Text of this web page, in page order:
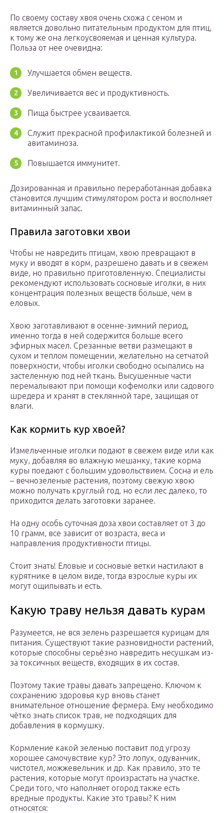
По своему составу хвоя очень схожа с сеном и
является довольно питательным продуктом для птиц,
к тому же она легкоусвояемая и ценная культура.
Польза от нее очевидна:
Улучшается обмен веществ.
Увеличивается вес и продуктивность.
Пища быстрее усваивается.
Служит прекрасной профилактикой болезней и
авитаминоза.
Повышается иммунитет.
Дозированная и правильно переработанная добавка
становится лучшим стимулятором роста и восполняет
витаминный запас.
Правила заготовки хвои
Чтобы не навредить птицам, хвою превращают в
муку и вводят в корм, разрешено давать и в свежем
виде, но правильно приготовленную. Специалисты
рекомендуют использовать сосновые иголки, в них
концентрация полезных веществ больше, чем в
еловых.
Хвою заготавливают в осенне-зимний период,
именно тогда в ней содержится больше всего
эфирных масел. Срезанные ветви размещают в
сухом и теплом помещении, желательно на сетчатой
поверхности, чтобы иголки свободно осыпались на
застеленную под ней ткань. Высушенные части
перемалывают при помощи кофемолки или садового
шредера и хранят в стеклянной таре, защищая от
влаги.
Как кормить кур хвоей?
Измельченные иголки подают в свежем виде или как
муку, добавляя во влажную мешанку, такие корма
куры поедают с большим удовольствием. Сосна и ель
– вечнозеленые растения, поэтому свежую хвою
можно получать круглый год, но если лес далеко, то
приходится делать заготовки заранее.
На одну особь суточная доза хвои составляет от 3 до
10 грамм, все зависит от возраста, веса и
направления продуктивности птицы.
Стоит знать! Еловые и сосновые ветки настилают в
курятнике в целом виде, тогда взрослые куры их
могут ощипывать и есть.
Какую траву нельзя давать курам
Разумеется, не вся зелень разрешается курицам для
питания. Существуют такие разновидности растений,
которые способны серьёзно навредить несушкам из-
за токсичных веществ, входящих в их состав.
Поэтому такие травы давать запрещено. Ключом к
сохранению здоровья кур вновь станет
внимательное отношение фермера. Ему необходимо
чётко знать список трав, не подходящих для
добавления в кормушку.
Кормление какой зеленью поставит под угрозу
хорошее самочувствие кур? Это лопух, одуванчик,
чистотел, можжевельник и др. Как правило, это те
растения, которые могут произрастать на участке.
Среди того, что наполняет огород также есть
вредные продукты. Какие это травы? К ним
относятся: